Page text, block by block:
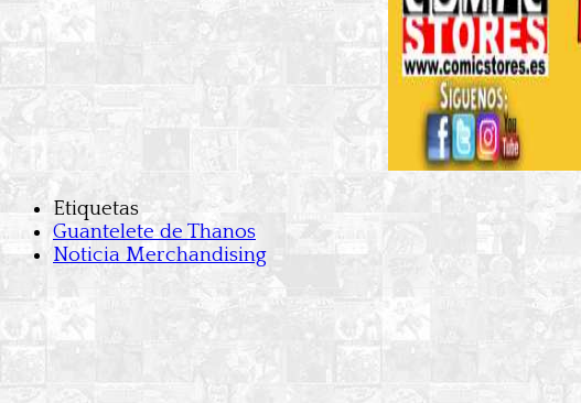
Etiquetas
Guantelete de Thanos
Noticia Merchandising